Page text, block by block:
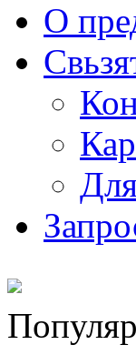
О